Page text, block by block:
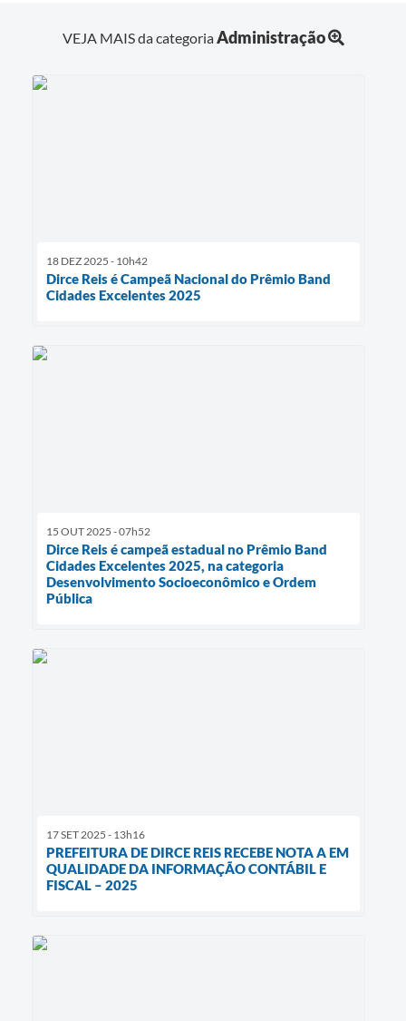
VEJA MAIS da categoriaAdministração
18 DEZ 2025 - 10h42
Dirce Reis é Campeã Nacional do Prêmio Band
Cidades Excelentes 2025
15 OUT 2025 - 07h52
Dirce Reis é campeã estadual no Prêmio Band
Cidades Excelentes 2025, na categoria
Desenvolvimento Socioeconômico e Ordem
Pública
17 SET 2025 - 13h16
PREFEITURA DE DIRCE REIS RECEBE NOTA A EM
QUALIDADE DA INFORMAÇÃO CONTÁBIL E
FISCAL – 2025